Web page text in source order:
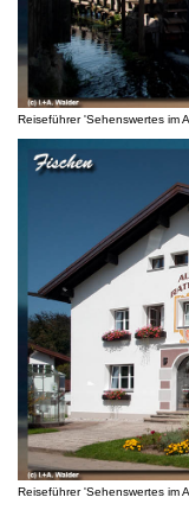
Reiseführer 'Sehenswertes im
Reiseführer 'Sehenswertes im